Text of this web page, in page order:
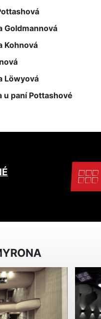
Goldmannová
Kohnová
Löwyová
u paní Pottashové